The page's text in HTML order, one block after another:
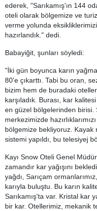
ederek, "Sarıkamış'ın 144
oteli olarak bölgemize ve
verme yolunda
hazırlandık." dedi.
Babayiğit, şunları söyledi:
"İki gün boyunca karın
80'e çıkarttı. Tabi bu oran,
bizim hem de buradaki
karşıladık. Burası, kar
en güzel bölgelerinden birisi.
merkezimizde
bölgemize bekliyoruz.
sistemi yapıldı, bu telesiyej
Kayı Snow Oteli Genel
zamandır kar yağışını
yağdı, Sarıçam
karıyla buluştu. Bu karın
Sarıkamış'ta var. Kristal kar
bir kar. Otellerimiz, mekanik